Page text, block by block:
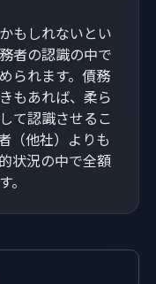
もしれないとい
者の認識の中で
られます。債務
もあれば、柔ら
て認識させるこ
（他社）よりも
状況の中で全額